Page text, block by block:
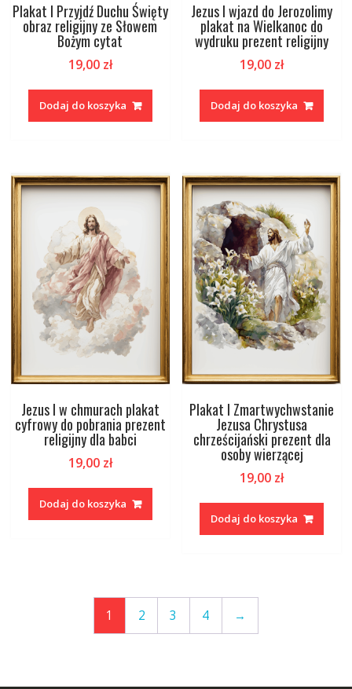
Plakat I Przyjdź Duchu Święty
obraz religijny ze Słowem
Bożym cytat
19,00 zł
Dodaj do koszyka
Jezus I wjazd do Jerozolimy
plakat na Wielkanoc do
wydruku prezent religijny
19,00 zł
Dodaj do koszyka
Jezus I w chmurach plakat
cyfrowy do pobrania prezent
religijny dla babci
19,00 zł
Dodaj do koszyka
Plakat I Zmartwychwstanie
Jezusa Chrystusa
chrześcijański prezent dla
osoby wierzącej
19,00 zł
Dodaj do koszyka
1 2 3 4 →